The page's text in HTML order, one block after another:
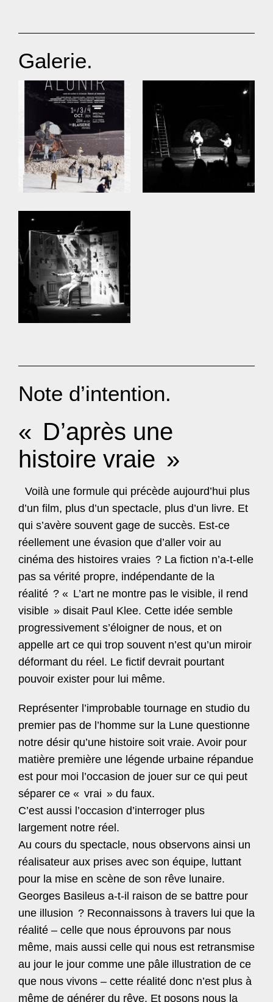
Galerie.
Note d’intention.
« D’après une
histoire vraie »
Voilà une formule qui précède aujourd’hui plus
d’un film, plus d’un spectacle, plus d’un livre. Et
qui s’avère souvent gage de succès. Est-ce
réellement une évasion que d’aller voir au
cinéma des histoires vraies ? La fiction n’a-t-elle
pas sa vérité propre, indépendante de la
réalité ? « L’art ne montre pas le visible, il rend
visible » disait Paul Klee. Cette idée semble
progressivement s’éloigner de nous, et on
appelle art ce qui trop souvent n’est qu’un miroir
déformant du réel. Le fictif devrait pourtant
pouvoir exister pour lui même.
Représenter l’improbable tournage en studio du
premier pas de l’homme sur la Lune questionne
notre désir qu’une histoire soit vraie. Avoir pour
matière première une légende urbaine répandue
est pour moi l’occasion de jouer sur ce qui peut
séparer ce « vrai » du faux.
C’est aussi l’occasion d’interroger plus
largement notre réel.
Au cours du spectacle, nous observons ainsi un
réalisateur aux prises avec son équipe, luttant
pour la mise en scène de son rêve lunaire.
Georges Basileus a-t-il raison de se battre pour
une illusion ? Reconnaissons à travers lui que la
réalité – celle que nous éprouvons par nous
même, mais aussi celle qui nous est retransmise
au jour le jour comme une pâle illustration de ce
que nous vivons – cette réalité donc n’est plus à
même de générer du rêve. Et posons nous la